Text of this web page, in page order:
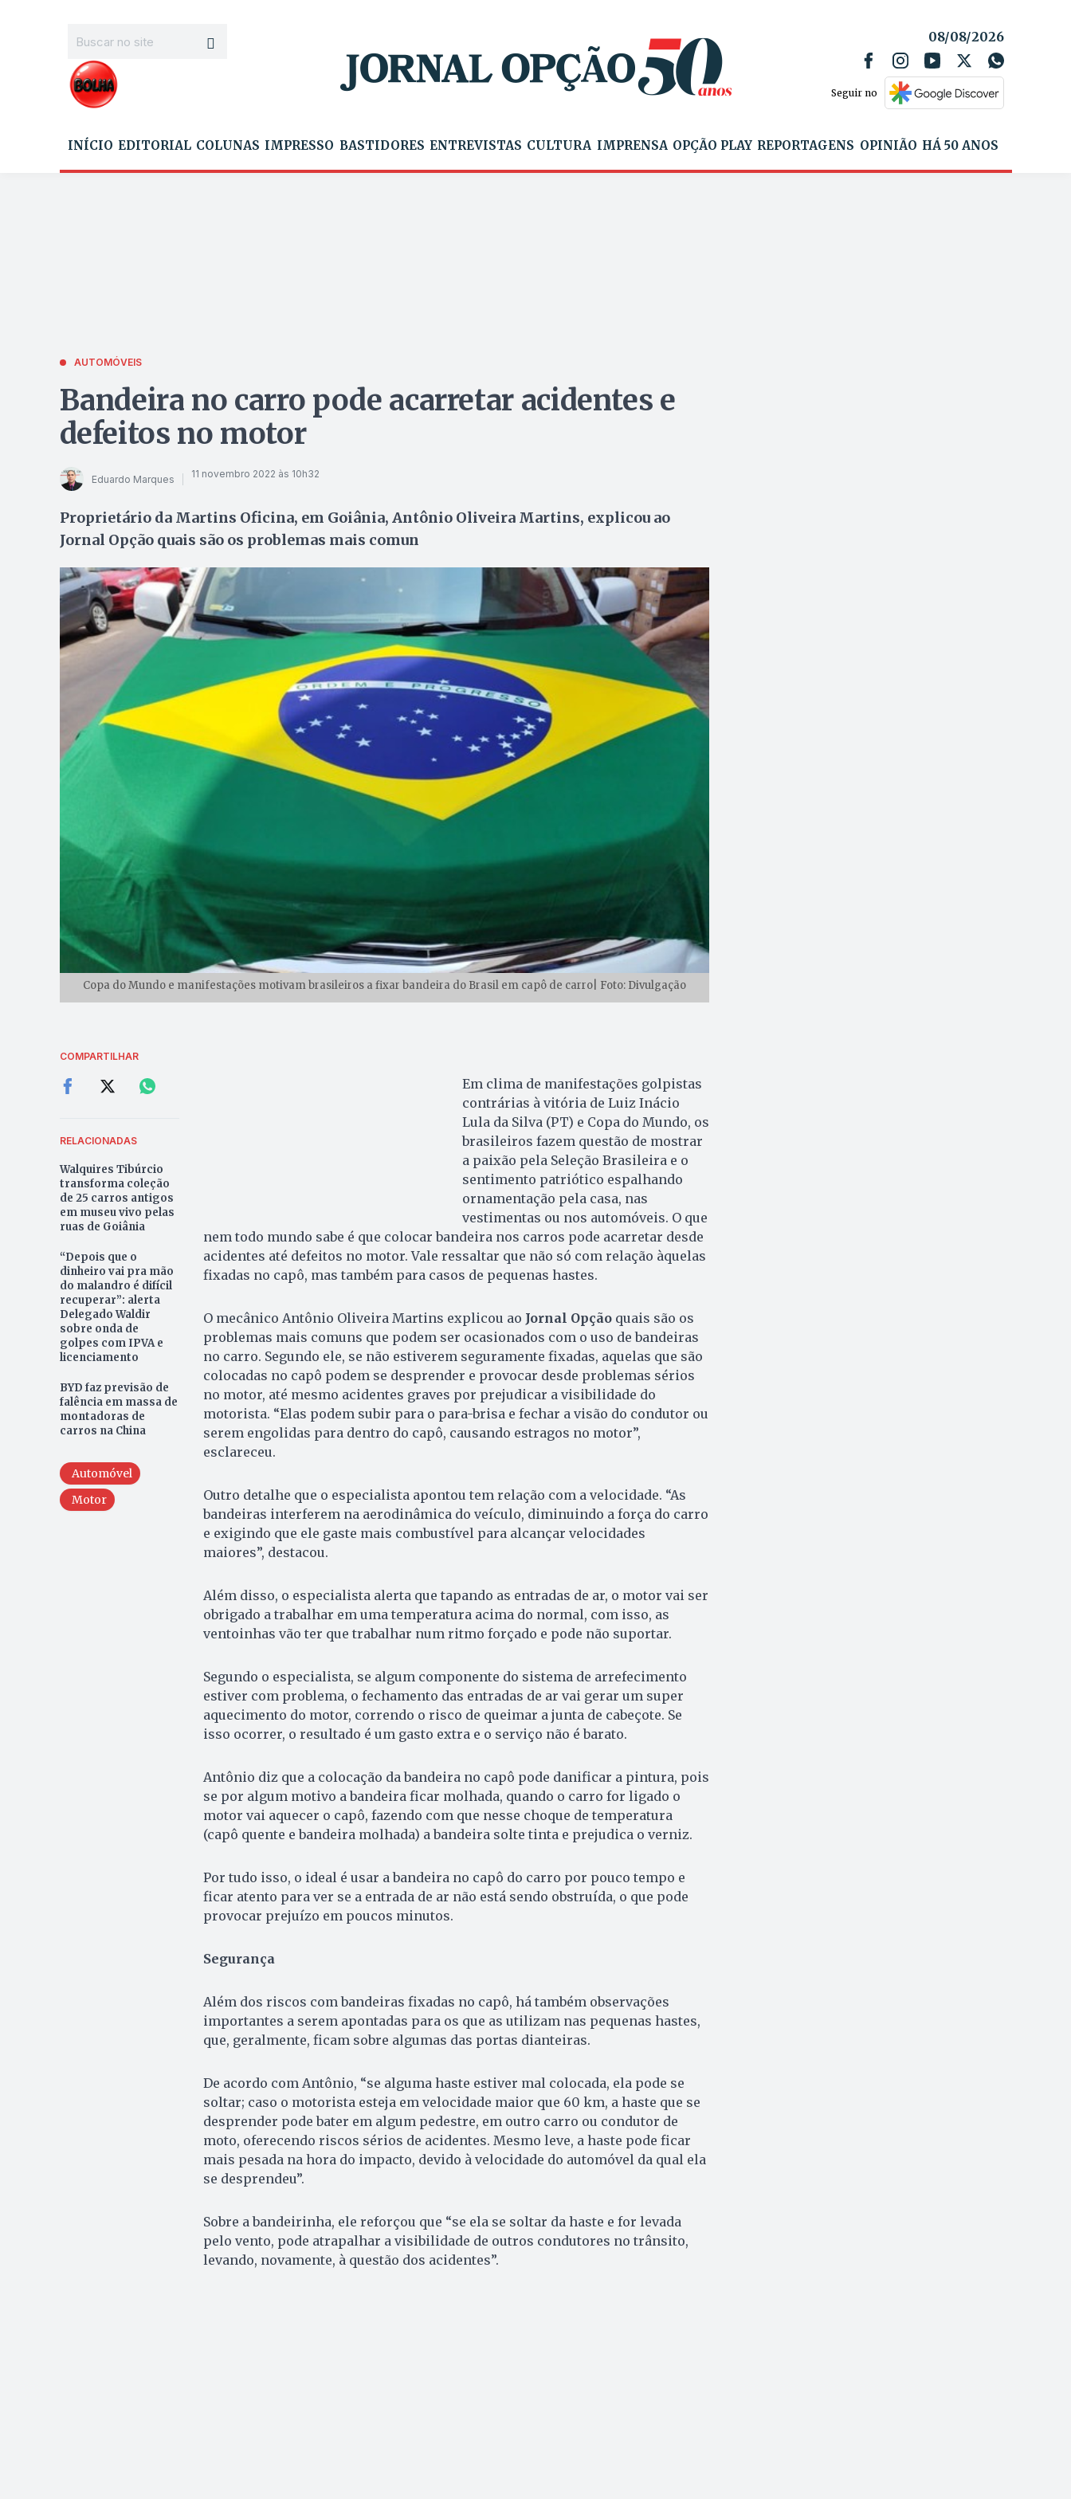
08/08/2026
Seguir no
INÍCIO EDITORIAL COLUNAS IMPRESSO BASTIDORES ENTREVISTAS CULTURA IMPRENSA OPÇÃO PLAY REPORTAGENS OPINIÃO HÁ 50 ANOS
AUTOMÓVEIS
Bandeira no carro pode acarretar acidentes e
defeitos no motor
Eduardo Marques 11 novembro 2022 às 10h32
Proprietário da Martins Oficina, em Goiânia, Antônio Oliveira Martins, explicou ao
Jornal Opção quais são os problemas mais comun
Copa do Mundo e manifestações motivam brasileiros a fixar bandeira do Brasil em capô de carro| Foto: Divulgação
COMPARTILHAR
RELACIONADAS
Walquires Tibúrcio
transforma coleção
de 25 carros antigos
em museu vivo pelas
ruas de Goiânia
“Depois que o
dinheiro vai pra mão
do malandro é difícil
recuperar”: alerta
Delegado Waldir
sobre onda de
golpes com IPVA e
licenciamento
BYD faz previsão de
falência em massa de
montadoras de
carros na China
Automóvel
Motor
Em clima de manifestações golpistas
contrárias à vitória de Luiz Inácio
Lula da Silva (PT) e Copa do Mundo, os
brasileiros fazem questão de mostrar
a paixão pela Seleção Brasileira e o
sentimento patriótico espalhando
ornamentação pela casa, nas
vestimentas ou nos automóveis. O que
nem todo mundo sabe é que colocar bandeira nos carros pode acarretar desde
acidentes até defeitos no motor. Vale ressaltar que não só com relação àquelas
fixadas no capô, mas também para casos de pequenas hastes.
O mecânico Antônio Oliveira Martins explicou ao Jornal Opçãoquais são os
problemas mais comuns que podem ser ocasionados com o uso de bandeiras
no carro. Segundo ele, se não estiverem seguramente fixadas, aquelas que são
colocadas no capô podem se desprender e provocar desde problemas sérios
no motor, até mesmo acidentes graves por prejudicar a visibilidade do
motorista. “Elas podem subir para o para-brisa e fechar a visão do condutor ou
serem engolidas para dentro do capô, causando estragos no motor”,
esclareceu.
Outro detalhe que o especialista apontou tem relação com a velocidade. “As
bandeiras interferem na aerodinâmica do veículo, diminuindo a força do carro
e exigindo que ele gaste mais combustível para alcançar velocidades
maiores”, destacou.
Além disso, o especialista alerta que tapando as entradas de ar, o motor vai ser
obrigado a trabalhar em uma temperatura acima do normal, com isso, as
ventoinhas vão ter que trabalhar num ritmo forçado e pode não suportar.
Segundo o especialista, se algum componente do sistema de arrefecimento
estiver com problema, o fechamento das entradas de ar vai gerar um super
aquecimento do motor, correndo o risco de queimar a junta de cabeçote. Se
isso ocorrer, o resultado é um gasto extra e o serviço não é barato.
Antônio diz que a colocação da bandeira no capô pode danificar a pintura, pois
se por algum motivo a bandeira ficar molhada, quando o carro for ligado o
motor vai aquecer o capô, fazendo com que nesse choque de temperatura
(capô quente e bandeira molhada) a bandeira solte tinta e prejudica o verniz.
Por tudo isso, o ideal é usar a bandeira no capô do carro por pouco tempo e
ficar atento para ver se a entrada de ar não está sendo obstruída, o que pode
provocar prejuízo em poucos minutos.
Segurança
Além dos riscos com bandeiras fixadas no capô, há também observações
importantes a serem apontadas para os que as utilizam nas pequenas hastes,
que, geralmente, ficam sobre algumas das portas dianteiras.
De acordo com Antônio, “se alguma haste estiver mal colocada, ela pode se
soltar; caso o motorista esteja em velocidade maior que 60 km, a haste que se
desprender pode bater em algum pedestre, em outro carro ou condutor de
moto, oferecendo riscos sérios de acidentes. Mesmo leve, a haste pode ficar
mais pesada na hora do impacto, devido à velocidade do automóvel da qual ela
se desprendeu”.
Sobre a bandeirinha, ele reforçou que “se ela se soltar da haste e for levada
pelo vento, pode atrapalhar a visibilidade de outros condutores no trânsito,
levando, novamente, à questão dos acidentes”.